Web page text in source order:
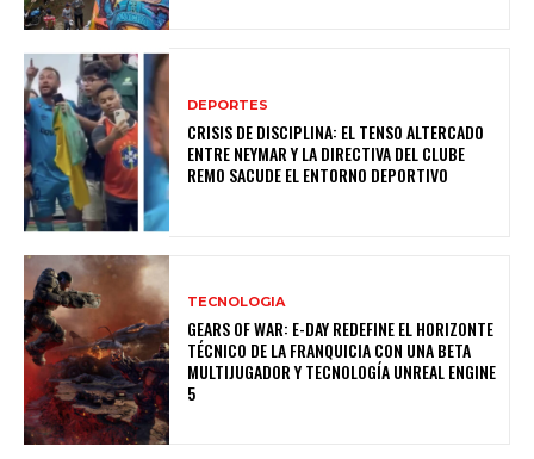
DEPORTES
CRISIS DE DISCIPLINA: EL TENSO ALTERCADO
ENTRE NEYMAR Y LA DIRECTIVA DEL CLUBE
REMO SACUDE EL ENTORNO DEPORTIVO
TECNOLOGIA
GEARS OF WAR: E-DAY REDEFINE EL HORIZONTE
TÉCNICO DE LA FRANQUICIA CON UNA BETA
MULTIJUGADOR Y TECNOLOGÍA UNREAL ENGINE
5